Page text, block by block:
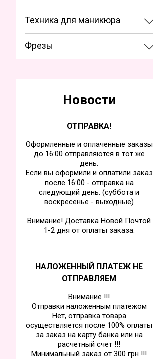
Техника для маникюра
Фрезы
Новости
ОТПРАВКА!
Оформленные и оплаченные заказы
до 16:00 отправляются в тот же
день.
Если вы оформили и оплатили заказ
после 16:00 - отправка на
следующий день. (суббота и
воскресенье - выходные)
Внимание! Доставка Новой Почтой
1-2 дня от оплаты заказа.
НАЛОЖЕННЫЙ ПЛАТЕЖ НЕ
ОТПРАВЛЯЕМ
Внимание !!!
Отправки наложенным платежом
Нет, отправка товара
осуществляется после 100% оплаты
за заказ на карту банка или на
расчетный счет !!!
Минимальный заказ от 300 грн !!!